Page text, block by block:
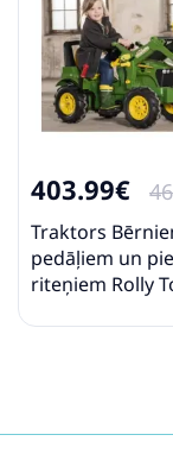
403.99€
Traktors
pedāļiem un
riteņiem Rolly
Deere 7930 ( 3